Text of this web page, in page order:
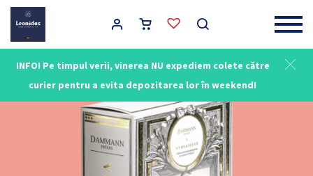
INFO! Pe timpul verii, vinerea NU expediem colete către
curier pentru a evita depozitarea lor în weekend!
Main Navigation
NOU